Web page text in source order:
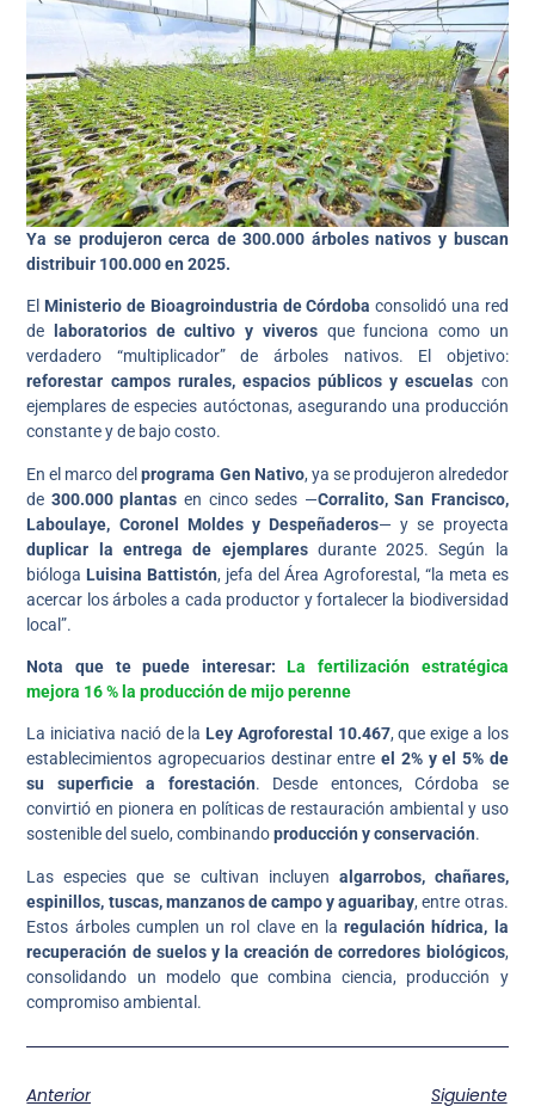
Ya se produjeron cerca de 300.000 árboles nativos y buscan
distribuir 100.000 en 2025.
El Ministerio de Bioagroindustria de Córdoba consolidó una red
de
laboratorios de cultivo y viverosque funciona como un
verdadero “multiplicador” de árboles nativos. El objetivo:
reforestar campos rurales, espacios públicos y escuelas con
ejemplares de especies autóctonas, asegurando una producción
constante y de bajo costo.
En el marco delprograma Gen Nativo, ya se produjeron alrededor
de 300.000 plantas en cinco sedes —Corralito, San Francisco,
Laboulaye, Coronel Moldes y Despeñaderos— y se proyecta
duplicar la entrega de ejemplaresdurante 2025. Según la
bióloga Luisina Battistón, jefa del Área Agroforestal, “la meta es
acercar los árboles a cada productor y fortalecer la biodiversidad
local”.
Nota que te puede interesar: La fertilización estratégica
mejora 16 % la producción de mijo perenne
La iniciativa nació de la Ley Agroforestal 10.467, que exige a los
establecimientos agropecuarios destinar entreel 2% y el 5% de
su superficie a forestación. Desde entonces, Córdoba se
convirtió en pionera en políticas de restauración ambiental y uso
sostenible del suelo, combinandoproducción y conservación.
Las especies que se cultivan incluyen algarrobos, chañares,
espinillos, tuscas, manzanos de campo y aguaribay, entre otras.
Estos árboles cumplen un rol clave en laregulación hídrica, la
recuperación de suelos y la creación de corredores biológicos,
consolidando un modelo que combina ciencia, producción y
compromiso ambiental.
Anterior Siguiente